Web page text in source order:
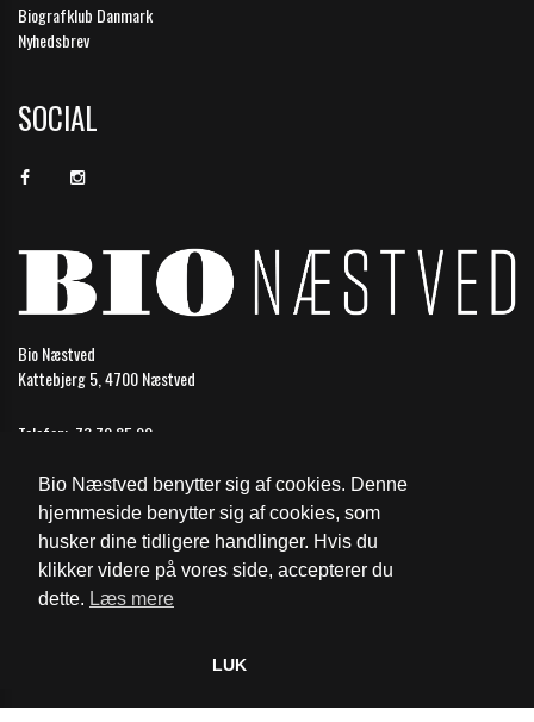
Bio Næstved benytter sig af cookies. Denne
hjemmeside benytter sig af cookies, som
husker dine tidligere handlinger. Hvis du
klikker videre på vores side, accepterer du
dette. Læs mere
LUK
Biografklub Danmark
Nyhedsbrev
SOCIAL
Bio Næstved
Kattebjerg 5, 4700 Næstved
Telefon: 73 70 85 99
Åbningstider
Cookie- og privatlivspolitik